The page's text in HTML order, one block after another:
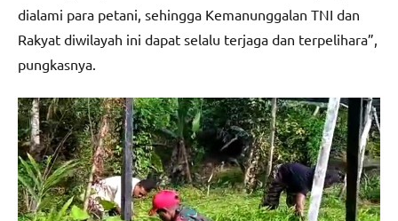
dialami para petani, sehingga Kemanunggalan TNI dan
Rakyat diwilayah ini dapat selalu terjaga dan terpelihara”,
pungkasnya.